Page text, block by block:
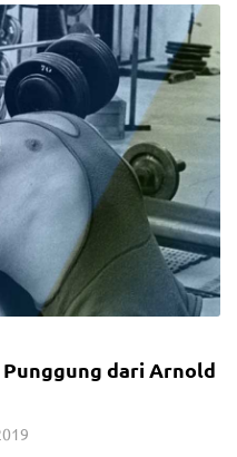
Punggung dari Arnold